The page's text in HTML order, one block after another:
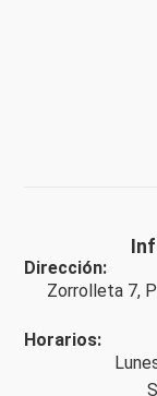
Dirección:
Zorrolleta 7,
Horarios: